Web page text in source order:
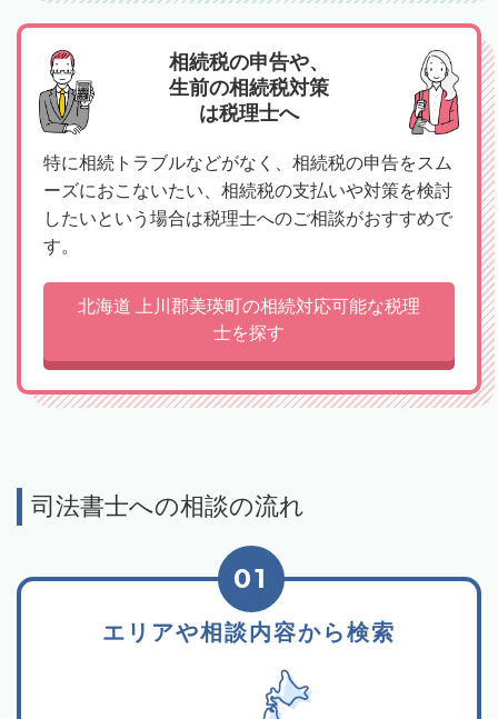
相続税の申告や、
生前の相続税対策
は税理士へ
特に相続トラブルなどがなく、相続税の申告をスム
ーズにおこないたい、相続税の支払いや対策を検討
したいという場合は税理士へのご相談がおすすめで
す。
北海道 上川郡美瑛町の相続対応可能な税理
士を探す
司法書士への相談の流れ
エリアや相談内容から検索
01